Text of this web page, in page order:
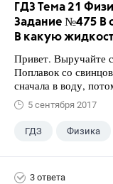
ГДЗ Тема 21
Задание №475 В
В какую
Привет. Выручайте
Поплавок со
сначала в воду,
5 сентября 2017
ГДЗ Физика
3 ответа